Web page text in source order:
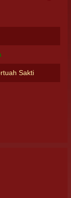
Sakti